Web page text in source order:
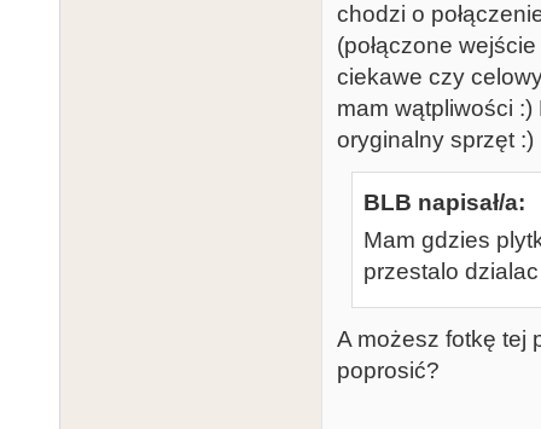
chodzi o
(połączone
ciekawe czy
mam wątpliwości
oryginalny sprzęt :)
BLB napisał/a:
Mam gdzies
przestalo
A możesz fotkę tej
poprosić?